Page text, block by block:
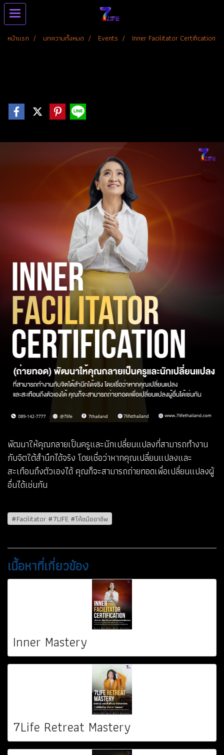
หน้าแรก บทความทั้งหมด Events Inner Facilitator Certification
พัฒนาให้คุณกลายเป็นครูและนักเปลี่ยนแปลงที่สามารถทำงาน
กับจิตใต้สำนึกได้จริง โดยเชื่อว่าหากคุณเปลี่ยนแปลงและ
สะเทือนถึงตัวเองได้ คุณก็จะสามารถถ่ายทอดเพื่อเปลี่ยนแปลงผู้
อื่นได้เช่นกัน
#Facilitator #7LIFE #โค้ชมืออาชีพ
เนื้อหาที่เกี่ยวข้อง
Inner Mastery
7Life Retreat Mastery